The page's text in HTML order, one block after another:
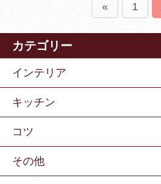
« 1
カテゴリー
インテリア
キッチン
コツ
その他